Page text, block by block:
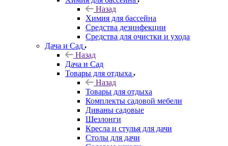
Назад
Химия для бассейна
Средства дезинфекции
Средства для очистки и ухода
Дача и Сад
Назад
Дача и Сад
Товары для отдыха
Назад
Товары для отдыха
Комплекты садовой мебели
Диваны садовые
Шезлонги
Кресла и стулья для дачи
Столы для дачи